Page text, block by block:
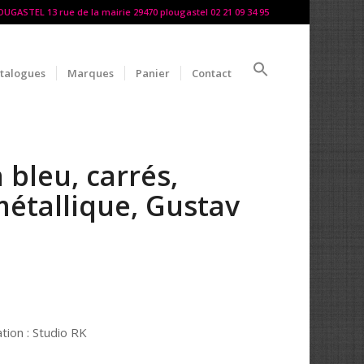
13 rue de la mairie 29470 plougastel 02 21 09 34 95
Marques Panier Contact
bleu, carrés,
Gustav
: Studio RK